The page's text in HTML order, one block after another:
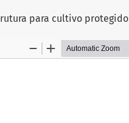
para cultivo protegido